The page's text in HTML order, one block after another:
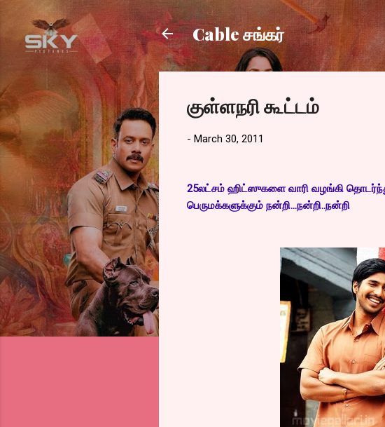
Cable சங்கர்
குள்ளநரி கூட்டம்
- March 30, 2011
25லட்சம் ஹிட்ஸுகளை வாரி வழங்கி
பெருமக்களுக்கும் நன்றி...நன்றி..நன்றி